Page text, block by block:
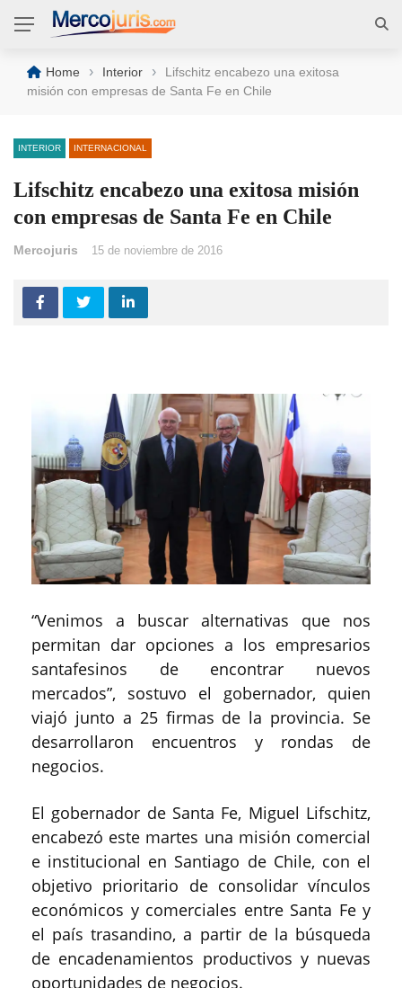
Home › Interior ›
Lifschitz encabezo una exitosa
misión con empresas de Santa Fe en Chile
INTERIOR INTERNACIONAL
Lifschitz encabezo una exitosa misión
con empresas de Santa Fe en Chile
Mercojuris 15 de noviembre de 2016
“Venimos a buscar alternativas que nos
permitan dar opciones a los empresarios
santafesinos de encontrar nuevos
mercados”, sostuvo el gobernador, quien
viajó junto a 25 firmas de la provincia. Se
desarrollaron encuentros y rondas de
negocios.
El gobernador de Santa Fe, Miguel Lifschitz,
encabezó este martes una misión comercial
e institucional en Santiago de Chile, con el
objetivo prioritario de consolidar vínculos
económicos y comerciales entre Santa Fe y
el país trasandino, a partir de la búsqueda
de encadenamientos productivos y nuevas
oportunidades de negocios.